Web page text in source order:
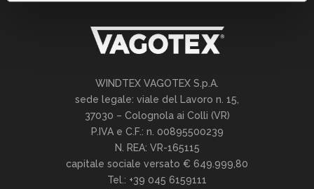
WINDTEX VAGOTEX S.p.A.
sede legale: viale del Lavoro n. 15,
37030 – Colognola ai Colli (VR)
P.IVA e C.F.: n. 00895500239
N. REA: VR-165115
capitale sociale versato € 649.999,80
Tel.: +39 045 6159111